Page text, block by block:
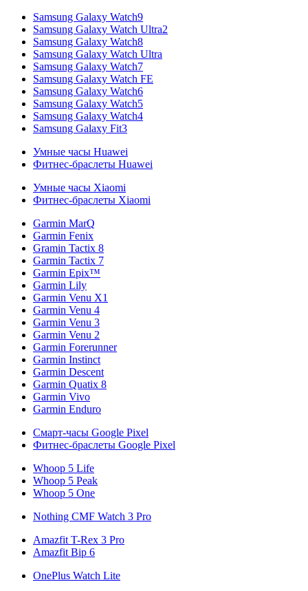
Samsung Galaxy Watch9
Samsung Galaxy Watch Ultra2
Samsung Galaxy Watch8
Samsung Galaxy Watch Ultra
Samsung Galaxy Watch7
Samsung Galaxy Watch FE
Samsung Galaxy Watch6
Samsung Galaxy Watch5
Samsung Galaxy Watch4
Samsung Galaxy Fit3
Умные часы Huawei
Фитнес-браслеты Huawei
Умные часы Xiaomi
Фитнес-браслеты Xiaomi
Garmin MarQ
Garmin Fenix
Gramin Tactix 8
Garmin Tactix 7
Garmin Epix™
Garmin Lily
Garmin Venu X1
Garmin Venu 4
Garmin Venu 3
Garmin Venu 2
Garmin Forerunner
Garmin Instinct
Garmin Descent
Garmin Quatix 8
Garmin Vivo
Garmin Enduro
Смарт-часы Google Pixel
Фитнес-браслеты Google Pixel
Whoop 5 Life
Whoop 5 Peak
Whoop 5 One
Nothing CMF Watch 3 Pro
Amazfit T-Rex 3 Pro
Amazfit Bip 6
OnePlus Watch Lite